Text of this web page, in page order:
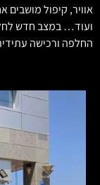
אוויר, קיפול
ועוד… במצב חדש
החלפה ורכישה